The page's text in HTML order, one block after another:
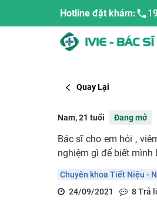
Hotline đặt khám:
Quay Lại
Nam, 21 tuổi Đang mở
Bác sĩ cho em hỏi ,
nghiệm gì để biết mình
Chuyên khoa Tiết Niệu -
24/09/2021
8Trả